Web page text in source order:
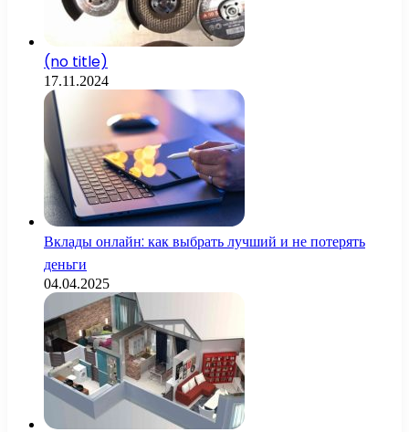
(no title)
17.11.2024
Вклады онлайн: как выбрать лучший и не потерять
деньги
04.04.2025